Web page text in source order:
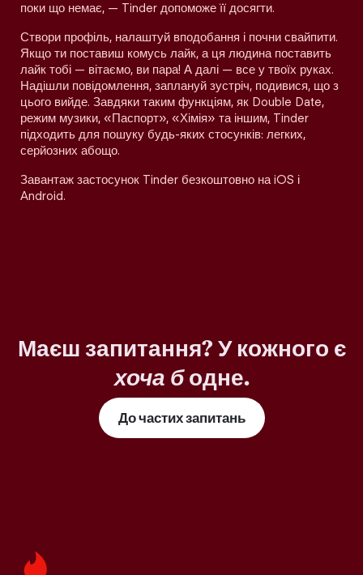
поки що немає, — Tinder допоможе її досягти.
Створи профіль, налаштуй вподобання і почни свайпити.
Якщо ти поставиш комусь лайк, а ця людина поставить
лайк тобі — вітаємо, ви пара! А далі — все у твоїх руках.
Надішли повідомлення, заплануй зустріч, подивися, що з
цього вийде. Завдяки таким функціям, як Double Date,
режим музики, «Паспорт», «Хімія» та іншим, Tinder
підходить для пошуку будь-яких стосунків: легких,
серйозних абощо.
Завантаж застосунок Tinder безкоштовно на iOS і
Android.
Маєш запитання? У кожного є
хоча бодне.
До частих запитань